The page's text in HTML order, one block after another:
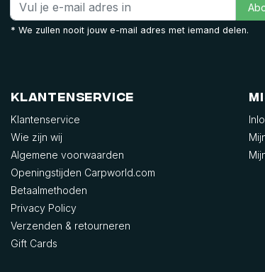
* We zullen nooit jouw e-mail adres met iemand delen.
Klantenservice
Klantenservice
Wie zijn wij
Algemene voorwaarden
Openingstijden Carpworld.com
Betaalmethoden
Privacy Policy
Verzenden & retourneren
Gift Cards